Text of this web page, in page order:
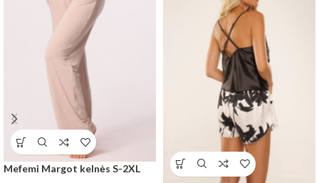
Mefemi Margot kelnės S-2XL